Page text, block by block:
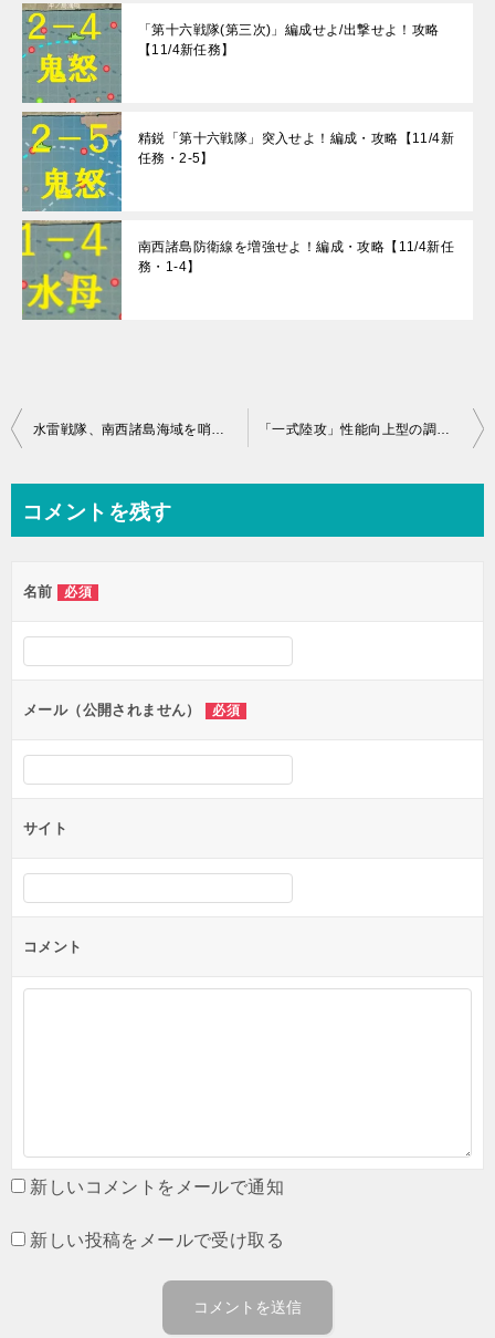
「第十六戦隊(第三次)」編成せよ/出撃せよ！攻略
【11/4新任務】
精鋭「第十六戦隊」突入せよ！編成・攻略【11/4新
任務・2-5】
南西諸島防衛線を増強せよ！編成・攻略【11/4新任
務・1-4】
投
ビ
ー
シ
ョ
ン
水雷戦隊、南西諸島海域を哨戒せよ！トリガー・攻略【8/31新任務】 「一式陸攻」性能向上型の調達が出ない！トリガー・必要素材
コメントを残す
名前 必須
メール（公開されません） 必須
サイト
コメント
新しいコメントをメールで通知
新しい投稿をメールで受け取る